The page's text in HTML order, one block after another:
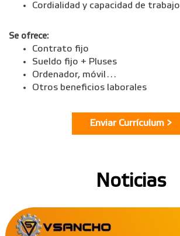
Cordialidad y capacidad de trabajo
Se ofrece:
Contrato fijo
Sueldo fijo + Pluses
Ordenador, móvil…
Otros beneficios laborales
Noticias